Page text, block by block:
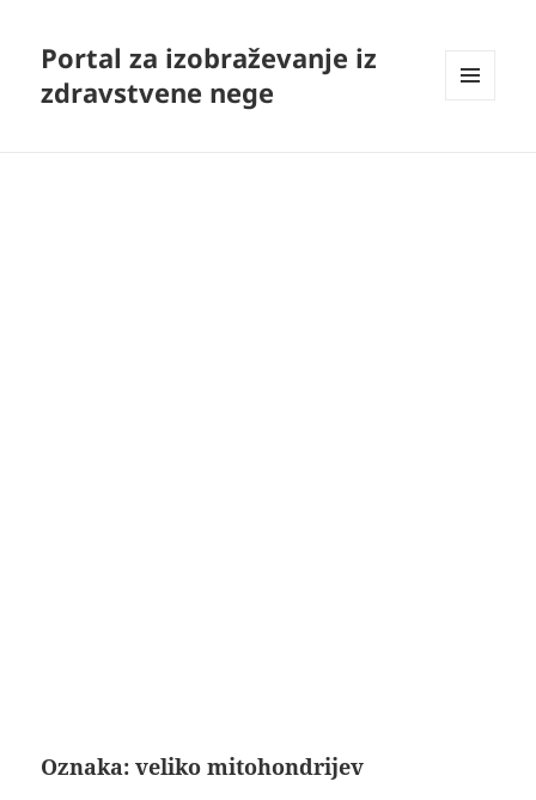
Portal za izobraževanje iz
zdravstvene nege
Oznaka:veliko mitohondrijev